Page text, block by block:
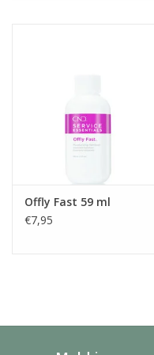
Offly Fast 59 ml
€7,95